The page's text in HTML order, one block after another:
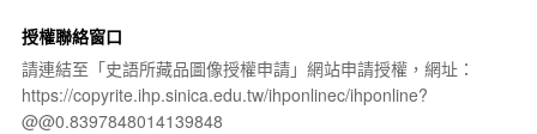
授權聯絡窗口
請連結至「史語所藏品圖像授權申請」網站申請授權，網址：
https://copyrite.ihp.sinica.edu.tw/ihponlinec/ihponline?
@@0.8397848014139848